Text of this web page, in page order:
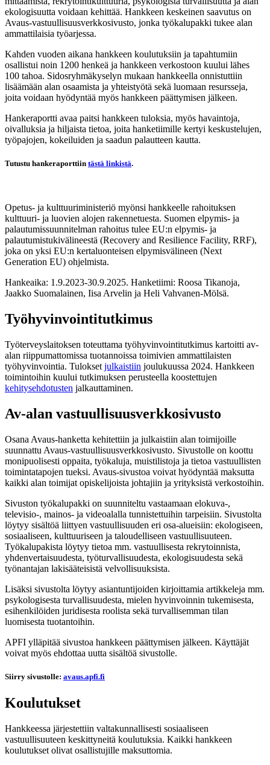
ekologisuutta voidaan kehittää. Hankkeen keskeinen saavutus on
Avaus-vastuullisuusverkkosivusto, jonka työkalupakki tukee alan
ammattilaisia työarjessa.
Kahden vuoden aikana hankkeen koulutuksiin ja tapahtumiin
osallistui noin 1200 henkeä ja hankkeen verkostoon kuului lähes
100 tahoa. Sidosryhmäkyselyn mukaan hankkeella onnistuttiin
lisäämään alan osaamista ja yhteistyötä sekä luomaan resursseja,
joita voidaan hyödyntää myös hankkeen päättymisen jälkeen.
Hankeraportti avaa paitsi hankkeen tuloksia, myös havaintoja,
oivalluksia ja hiljaista tietoa, joita hanketiimille kertyi keskustelujen,
työpajojen, kokeiluiden ja saadun palautteen kautta.
Tutustu hankeraporttiin tästä linkistä.
Opetus- ja kulttuuriministeriö myönsi hankkeelle rahoituksen
kulttuuri- ja luovien alojen rakennetuesta. Suomen elpymis- ja
palautumissuunnitelman rahoitus tulee EU:n elpymis- ja
palautumistukivälineestä (Recovery and Resilience Facility, RRF),
joka on yksi EU:n kertaluonteisen elpymisvälineen (Next
Generation EU) ohjelmista.
Hankeaika: 1.9.2023-30.9.2025. Hanketiimi: Roosa Tikanoja,
Jaakko Suomalainen, Iisa Arvelin ja Heli Vahvanen-Mölsä.
Työhyvinvointitutkimus
Työterveyslaitoksen toteuttama työhyvinvointitutkimus kartoitti av-
alan riippumattomissa tuotannoissa toimivien ammattilaisten
työhyvinvointia. Tulokset julkaistiin joulukuussa 2024. Hankkeen
toimintoihin kuului tutkimuksen perusteella koostettujen
kehitysehdotusten jalkauttaminen.
Av-alan vastuullisuusverkkosivusto
Osana Avaus-hanketta kehitettiin ja julkaistiin alan toimijoille
suunnattu Avaus-vastuullisuusverkkosivusto. Sivustolle on koottu
monipuolisesti oppaita, työkaluja, muistilistoja ja tietoa vastuullisten
toimintatapojen tueksi. Avaus-sivustoa voivat hyödyntää maksutta
kaikki alan toimijat opiskelijoista johtajiin ja yrityksistä verkostoihin.
Sivuston työkalupakki on suunniteltu vastaamaan elokuva-,
televisio-, mainos- ja videoalalla tunnistettuihin tarpeisiin. Sivustolta
löytyy sisältöä liittyen vastuullisuuden eri osa-alueisiin: ekologiseen,
sosiaaliseen, kulttuuriseen ja taloudelliseen vastuullisuuteen.
Työkalupakista löytyy tietoa mm. vastuullisesta rekrytoinnista,
yhdenvertaisuudesta, työturvallisuudesta, ekologisuudesta sekä
työnantajan lakisääteisistä velvollisuuksista.
Lisäksi sivustolta löytyy asiantuntijoiden kirjoittamia artikkeleja mm.
psykologisesta turvallisuudesta, mielen hyvinvoinnin tukemisesta,
esihenkilöiden juridisesta roolista sekä turvallisemman tilan
luomisesta tuotantoihin.
APFI ylläpitää sivustoa hankkeen päättymisen jälkeen. Käyttäjät
voivat myös ehdottaa uutta sisältöä sivustolle.
Siirry sivustolle: avaus.apfi.fi
Koulutukset
Hankkeessa järjestettiin valtakunnallisesti sosiaaliseen
vastuullisuuteen keskittyneitä koulutuksia. Kaikki hankkeen
koulutukset olivat osallistujille maksuttomia.